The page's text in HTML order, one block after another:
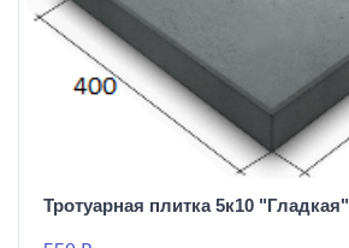
Тротуарная плитка 5к10 "Гладкая"